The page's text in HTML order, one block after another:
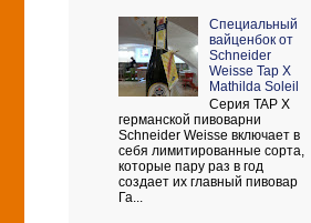
Cпециальный
вайценбок от
Schneider
Weisse Tap X
Mathilda Soleil
Серия TAP X
германской пивоварни
Schneider Weisse включает в
себя лимитированные сорта,
которые пару раз в год
создает их главный пивовар
Га...